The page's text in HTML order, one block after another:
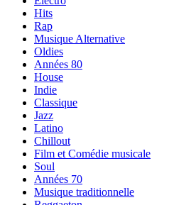
Hits
Rap
Musique Alternative
Oldies
Années 80
House
Indie
Classique
Jazz
Latino
Chillout
Film et Comédie musicale
Soul
Années 70
Musique traditionnelle